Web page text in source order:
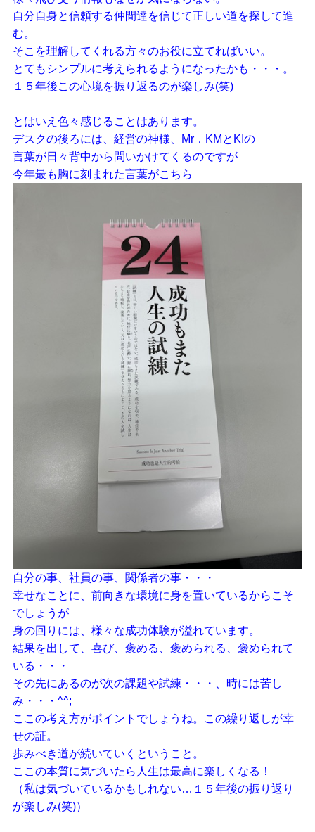
自分自身と信頼する仲間達を信じて正しい道を探して進
む。
そこを理解してくれる方々のお役に立てればいい。
とてもシンプルに考えられるようになったかも・・・。
１５年後この心境を振り返るのが楽しみ(笑)
とはいえ色々感じることはあります。
デスクの後ろには、経営の神様、Mr．KMとKIの
言葉が日々背中から問いかけてくるのですが
今年最も胸に刻まれた言葉がこちら
自分の事、社員の事、関係者の事・・・
幸せなことに、前向きな環境に身を置いているからこそ
でしょうが
身の回りには、様々な成功体験が溢れています。
結果を出して、喜び、褒める、褒められる、褒められて
いる・・・
その先にあるのが次の課題や試練・・・、時には苦し
み・・・^^;
ここの考え方がポイントでしょうね。この繰り返しが幸
せの証。
歩みべき道が続いていくということ。
ここの本質に気づいたら人生は最高に楽しくなる！
（私は気づいているかもしれない…１５年後の振り返り
が楽しみ(笑)）